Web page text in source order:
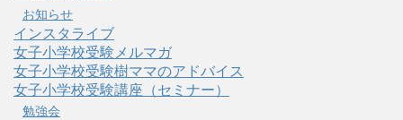
お知らせ
インスタライブ
女子小学校受験メルマガ
女子小学校受験樹ママのアドバイス
女子小学校受験講座（セミナー）
勉強会